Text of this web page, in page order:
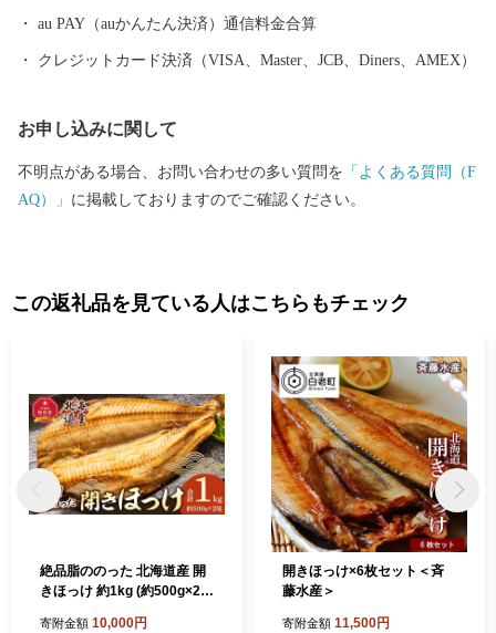
au PAY（auかんたん決済）通信料金合算
クレジットカード決済（VISA、Master、JCB、Diners、AMEX）
お申し込みに関して
不明点がある場合、お問い合わせの多い質問を 「よくある質問（F
AQ）」 に掲載しておりますのでご確認ください。
この返礼品を見ている人はこちらもチェック
絶品脂ののった 北海道産 開
きほっけ 約1kg (約500g×2尾
寄附金額 10,000円
開きほっけ×6枚セット＜斉
藤水産＞
寄附金額 11,500円